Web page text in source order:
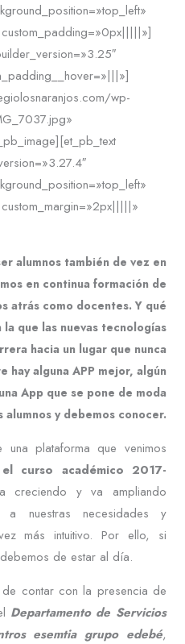
wp-
alumnos también de vez en
en continua formación de
atrás como docentes. Y qué
que las nuevas tecnologías
hacia un lugar que nunca
hay alguna APP mejor, algún
App que se pone de moda
y debemos conocer.
plataforma que venimos
el curso académico 2017-
creciendo y va ampliando
a nuestras necesidades y
más intuitivo. Por ello, si
de estar al día.
contar con la presencia de
Departamento de Servicios
esemtia grupo edebé,